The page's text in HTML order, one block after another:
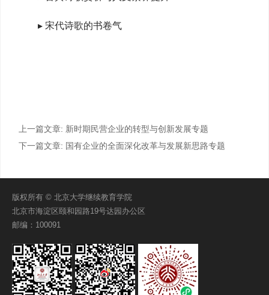
▸ 宋代诗歌的书卷气
上一篇文章: 新时期民营企业的转型与创新发展专题
下一篇文章: 国有企业的全面深化改革与发展新思路专题
版权所有 © 北京大学继续教育学院
北京市海淀区颐和园路19号达园办公区
邮编：100091